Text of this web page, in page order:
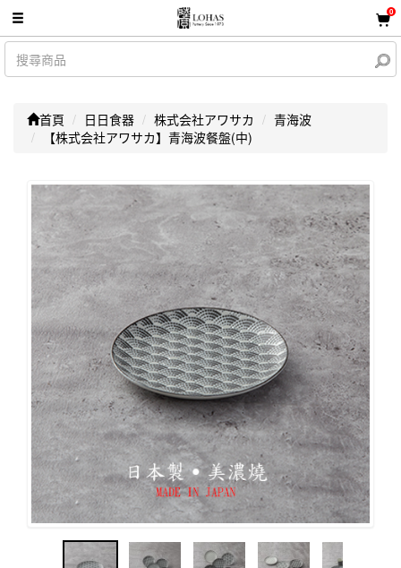
0
首頁 日日食器 株式会社アワサカ
青海波
【株式会社アワサカ】青海波餐盤(中)